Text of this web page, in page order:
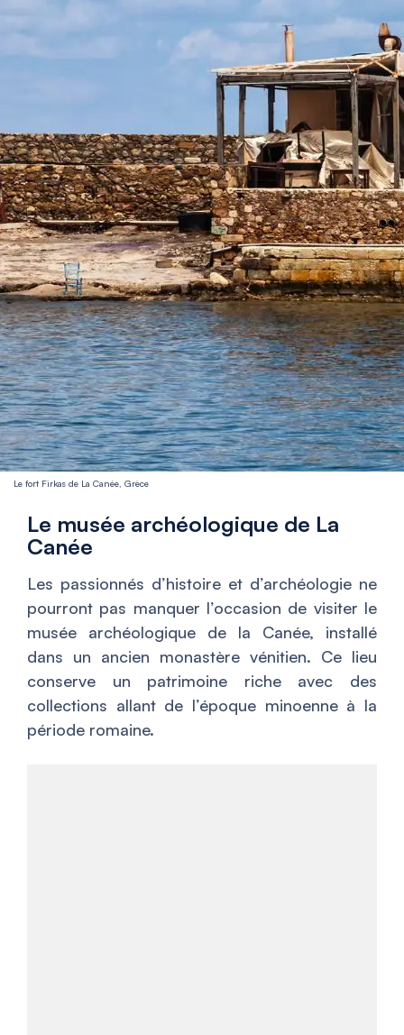
Le fort Firkas de La Canée, Grèce
Le musée archéologique de La
Canée
Les passionnés d’histoire et d’archéologie ne
pourront pas manquer l’occasion de visiter le
musée archéologique de la Canée, installé
dans un ancien monastère vénitien. Ce lieu
conserve un patrimoine riche avec des
collections allant de l’époque minoenne à la
période romaine.